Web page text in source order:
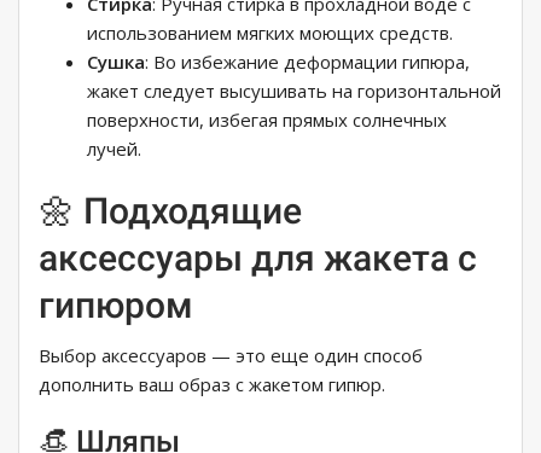
использованием мягких моющих средств.
Сушка: Во избежание деформации гипюра,
жакет следует высушивать на горизонтальной
поверхности, избегая прямых солнечных
лучей.
🌼 Подходящие
аксессуары для жакета с
гипюром
Выбор аксессуаров — это еще один способ
дополнить ваш образ с жакетом гипюр.
👒 Шляпы